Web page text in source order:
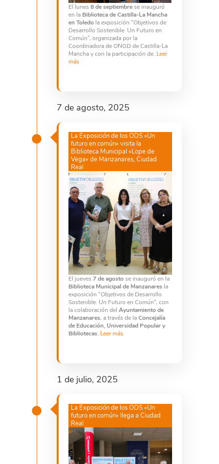
El lunes 8 de septiembrese inauguró
en la Biblioteca de Castilla-La Mancha
en Toledola exposición “Objetivos de
Desarrollo Sostenible: Un Futuro en
Común”, organizada por la
Coordinadora de ONGD de Castilla-La
Mancha y con la participación de..Leer
más
7 de agosto, 2025
La Exposición de los ODS «Un
futuro en común» visita la
Biblioteca Municipal «Lope de
Vega» de Manzanares, Ciudad
Real
El jueves 7 de agostose inauguró en la
Biblioteca Municipal de Manzanaresla
exposición “Objetivos de Desarrollo
Sostenible: Un Futuro en Común”, con
la colaboración del Ayuntamiento de
Manzanares, a través de laConcejalía
de Educación, Universidad Popular y
Bibliotecas..Leer más
1 de julio, 2025
La Exposición de los ODS «Un
futuro en común» llega a Ciudad
Real